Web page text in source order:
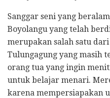
Sanggar seni yang
Boyolangu yang telah
merupakan salah satu
Tulungagung yang masih
orang tua yang ingin
untuk belajar menari.
karena mempersiapakan